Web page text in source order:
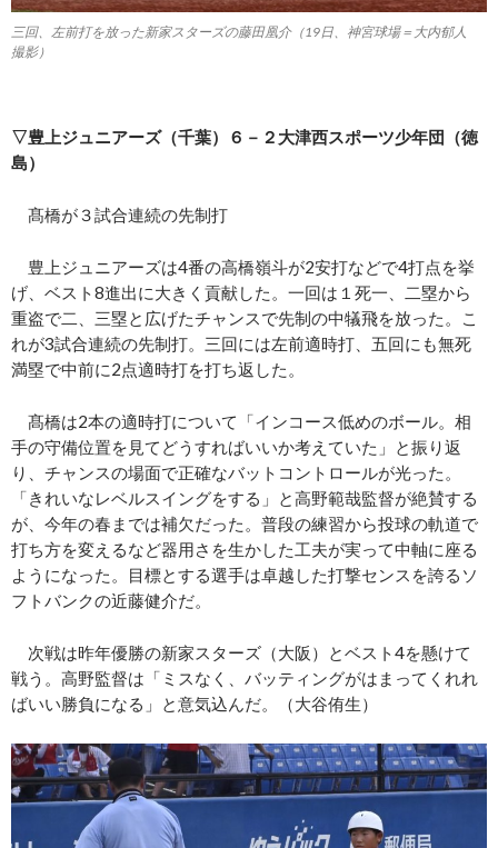
三回、左前打を放った新家スターズの藤田凰介（19日、神宮球場＝大内郁人
撮影）
▽豊上ジュニアーズ（千葉）６－２大津西スポーツ少年団（徳
島）
髙橋が３試合連続の先制打
豊上ジュニアーズは4番の高橋嶺斗が2安打などで4打点を挙
げ、ベスト8進出に大きく貢献した。一回は１死一、二塁から
重盗で二、三塁と広げたチャンスで先制の中犠飛を放った。こ
れが3試合連続の先制打。三回には左前適時打、五回にも無死
満塁で中前に2点適時打を打ち返した。
髙橋は2本の適時打について「インコース低めのボール。相
手の守備位置を見てどうすればいいか考えていた」と振り返
り、チャンスの場面で正確なバットコントロールが光った。
「きれいなレベルスイングをする」と高野範哉監督が絶賛する
が、今年の春までは補欠だった。普段の練習から投球の軌道で
打ち方を変えるなど器用さを生かした工夫が実って中軸に座る
ようになった。目標とする選手は卓越した打撃センスを誇るソ
フトバンクの近藤健介だ。
次戦は昨年優勝の新家スターズ（大阪）とベスト4を懸けて
戦う。高野監督は「ミスなく、バッティングがはまってくれれ
ばいい勝負になる」と意気込んだ。（大谷侑生）